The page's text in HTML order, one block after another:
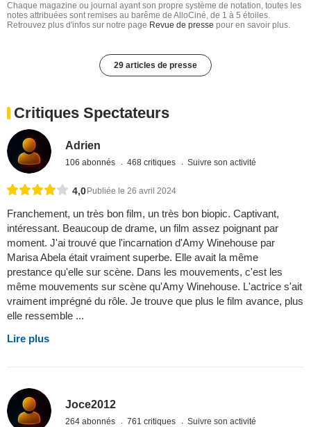
Chaque magazine ou journal ayant son propre système de notation, toutes les
notes attribuées sont remises au barême de AlloCiné, de 1 à 5 étoiles.
Retrouvez plus d'infos sur notre page Revue de presse pour en savoir plus.
29 articles de presse
Critiques Spectateurs
Adrien
106 abonnés 468 critiques Suivre son activité
4,0 Publiée le 26 avril 2024
Franchement, un très bon film, un très bon biopic. Captivant,
intéressant. Beaucoup de drame, un film assez poignant par
moment. J'ai trouvé que l'incarnation d'Amy Winehouse par
Marisa Abela était vraiment superbe. Elle avait la même
prestance qu'elle sur scène. Dans les mouvements, c'est les
même mouvements sur scène qu'Amy Winehouse. L'actrice s'ait
vraiment imprégné du rôle. Je trouve que plus le film avance, plus
elle ressemble ...
Lire plus
Joce2012
264 abonnés 761 critiques Suivre son activité